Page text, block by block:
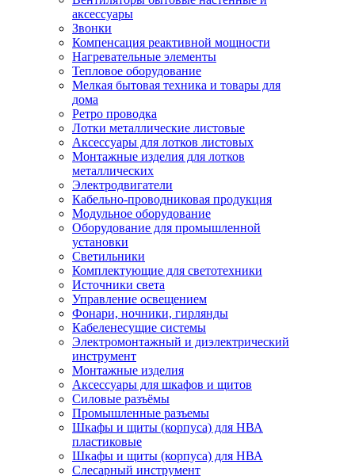
аксессуары
Звонки
Компенсация реактивной мощности
Нагревательные элементы
Тепловое оборудование
Мелкая бытовая техника и товары для
дома
Ретро проводка
Лотки металлические листовые
Аксессуары для лотков листовых
Монтажные изделия для лотков
металлических
Электродвигатели
Кабельно-проводниковая продукция
Модульное оборудование
Оборудование для промышленной
установки
Светильники
Комплектующие для светотехники
Источники света
Управление освещением
Фонари, ночники, гирлянды
Кабеленесущие системы
Электромонтажный и диэлектрический
инструмент
Монтажные изделия
Аксессуары для шкафов и щитов
Силовые разъёмы
Промышленные разъемы
Шкафы и щиты (корпуса) для НВА
пластиковые
Шкафы и щиты (корпуса) для НВА
Слесарный инструмент